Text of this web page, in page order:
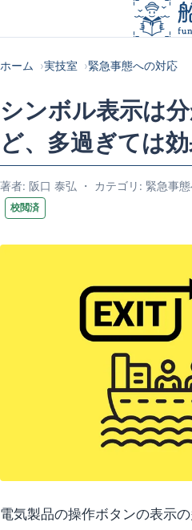
ホーム 実技室 緊急事態への対応
シンボル表示は
ど、多過ぎては
著者: 阪口 泰弘 ・ カテゴリ: 緊急事
校閲済
電気製品の操作ボタンの表示